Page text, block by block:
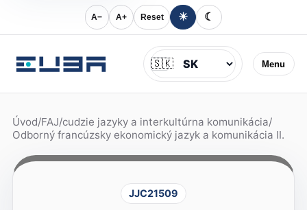
A− A+ Reset ☀ ☾
Menu
Jazyk
🇸🇰
Úvod/FAJ/cudzie jazyky a interkultúrna komunikácia/
Odborný francúzsky ekonomický jazyk a komunikácia II.
JJC21509